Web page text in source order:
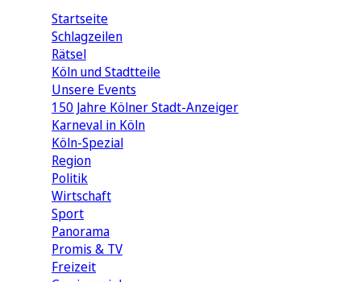
Startseite
Schlagzeilen
Rätsel
Köln und Stadtteile
Unsere Events
150 Jahre Kölner Stadt-Anzeiger
Karneval in Köln
Köln-Spezial
Region
Politik
Wirtschaft
Sport
Panorama
Promis & TV
Freizeit